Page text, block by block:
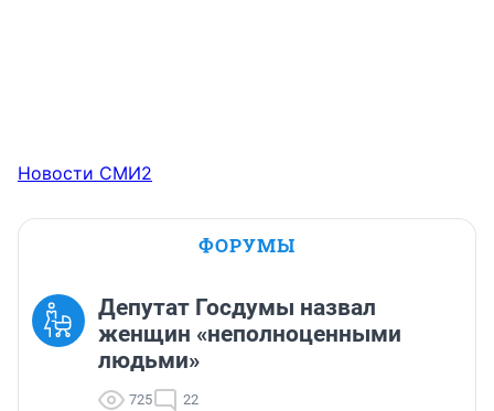
Новости СМИ2
ФОРУМЫ
Депутат Госдумы назвал
женщин «неполноценными
людьми»
725 22